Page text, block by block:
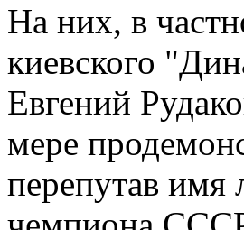
На них, в
киевского
Евгений
мере
перепутав имя